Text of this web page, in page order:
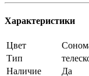
Характеристики
Цвет
Тип
Наличие
Да